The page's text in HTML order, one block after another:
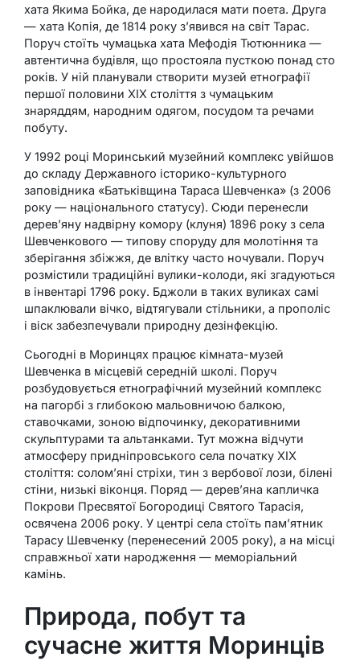
хата Якима Бойка, де народилася мати поета. Друга
— хата Копія, де 1814 року з’явився на світ Тарас.
Поруч стоїть чумацька хата Мефодія Тютюнника —
автентична будівля, що простояла пусткою понад сто
років. У ній планували створити музей етнографії
першої половини XIX століття з чумацьким
знаряддям, народним одягом, посудом та речами
побуту.
У 1992 році Моринський музейний комплекс увійшов
до складу Державного історико-культурного
заповідника «Батьківщина Тараса Шевченка» (з 2006
року — національного статусу). Сюди перенесли
дерев’яну надвірну комору (клуня) 1896 року з села
Шевченкового — типову споруду для молотіння та
зберігання збіжжя, де влітку часто ночували. Поруч
розмістили традиційні вулики-колоди, які згадуються
в інвентарі 1796 року. Бджоли в таких вуликах самі
шпаклювали вічко, відтягували стільники, а прополіс
і віск забезпечували природну дезінфекцію.
Сьогодні в Моринцях працює кімната-музей
Шевченка в місцевій середній школі. Поруч
розбудовується етнографічний музейний комплекс
на пагорбі з глибокою мальовничою балкою,
ставочками, зоною відпочинку, декоративними
скульптурами та альтанками. Тут можна відчути
атмосферу придніпровського села початку XIX
століття: солом’яні стріхи, тин з вербової лози, білені
стіни, низькі віконця. Поряд — дерев’яна капличка
Покрови Пресвятої Богородиці Святого Тарасія,
освячена 2006 року. У центрі села стоїть пам’ятник
Тарасу Шевченку (перенесений 2005 року), а на місці
справжньої хати народження — меморіальний
камінь.
Природа, побут та
сучасне життя Моринців